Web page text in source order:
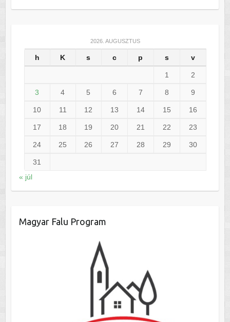
2026. AUGUSZTUS
h K s c p s v
1 2
3 4 5 6 7 8 9
10 11 12 13 14 15 16
17 18 19 20 21 22 23
24 25 26 27 28 29 30
31
« júl
Magyar Falu Program